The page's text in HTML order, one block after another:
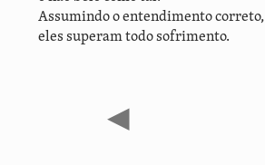
Assumindo o entendimento correto,
eles superam todo sofrimento.
◀